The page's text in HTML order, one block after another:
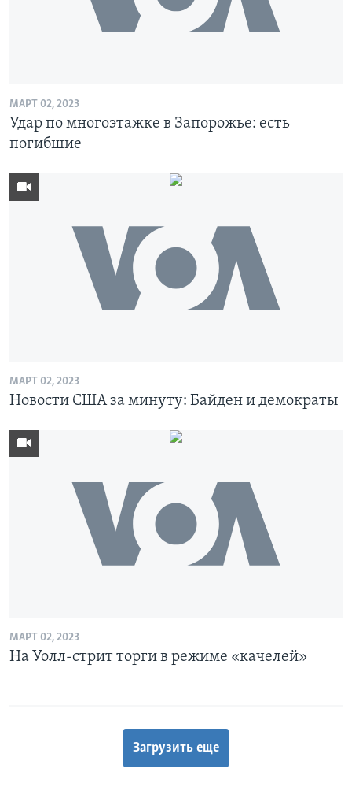
МАРТ 02, 2023
Удар по многоэтажке в Запорожье: есть
погибшие
МАРТ 02, 2023
Новости США за минуту: Байден и демократы
МАРТ 02, 2023
На Уолл-стрит торги в режиме «качелей»
Загрузить еще